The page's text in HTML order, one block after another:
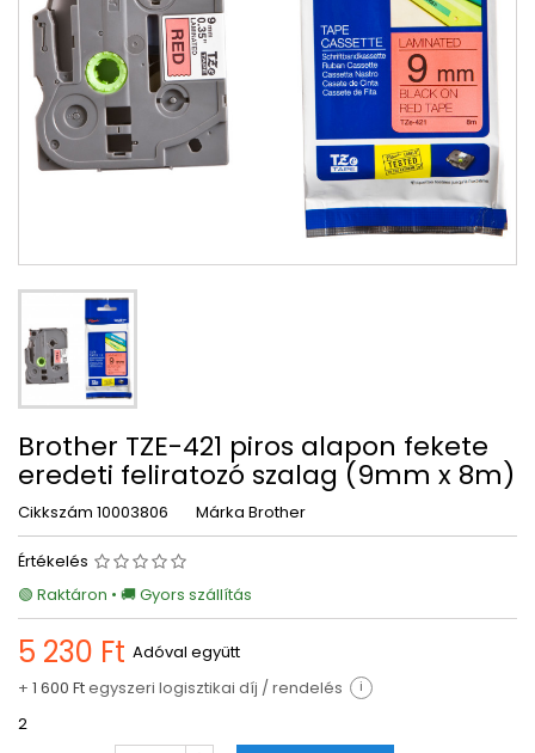
Brother TZE-421 piros alapon fekete
eredeti feliratozó szalag (9mm x 8m)
Cikkszám 10003806 Márka Brother
Értékelés
🟢 Raktáron • 🚚 Gyors szállítás
5 230 Ft Adóval együtt
+ 1 600 Ftegyszeri logisztikai díj / rendelés i
2